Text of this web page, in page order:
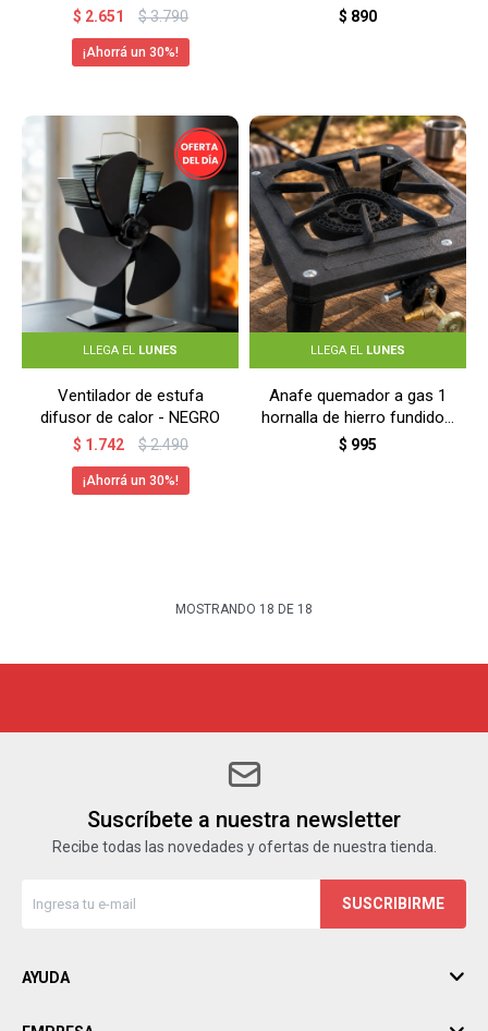
$ 2.651 $3.790
30
$ 890
LLEGA EL LUNES
Ventilador de estufa
difusor de calor - NEGRO
$ 1.742 $2.490
30
LLEGA EL LUNES
Anafe quemador a gas 1
hornalla de hierro fundido -
NEGRO
$ 995
MOSTRANDO 18 DE 18
Suscríbete a nuestra newsletter
Recibe todas las novedades y ofertas de nuestra tienda.
SUSCRIBIRME
AYUDA